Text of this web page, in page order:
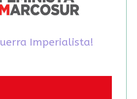
Imperialista!